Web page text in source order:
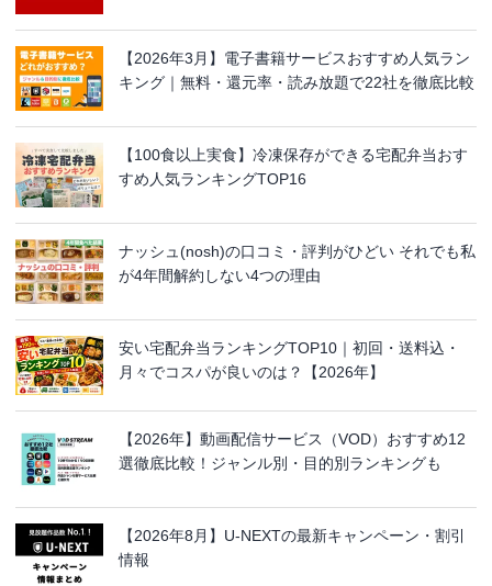
【2026年3月】電子書籍サービスおすすめ人気ラン
キング｜無料・還元率・読み放題で22社を徹底比較
【100食以上実食】冷凍保存ができる宅配弁当おす
すめ人気ランキングTOP16
ナッシュ(nosh)の口コミ・評判がひどい それでも私
が4年間解約しない4つの理由
安い宅配弁当ランキングTOP10｜初回・送料込・
月々でコスパが良いのは？【2026年】
【2026年】動画配信サービス（VOD）おすすめ12
選徹底比較！ジャンル別・目的別ランキングも
【2026年8月】U-NEXTの最新キャンペーン・割引
情報